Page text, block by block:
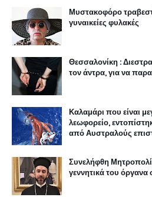
Μυστακοφόρο
γυναικείες φυλακές
Θεσσαλονίκη :
τον άντρα, για να
Καλαμάρι που είναι
λεωφορείο,
από Αυστραλούς
Συνελήφθη
γεννητικά του όργανα